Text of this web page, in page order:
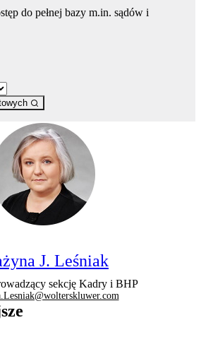
do pełnej bazy m.in. sądów i
J. Leśniak
sekcję Kadry i BHP